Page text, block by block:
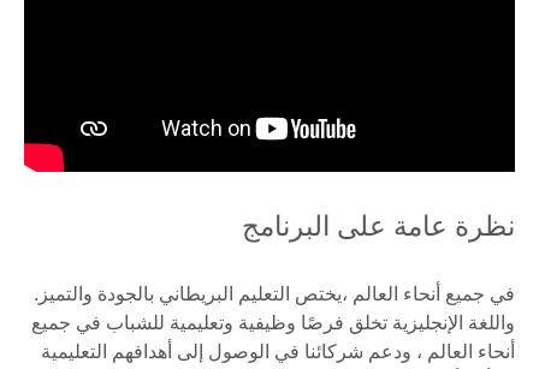
نظرة عامة على البرنامج
في جميع أنحاء العالم ،يختص التعليم البريطاني بالجودة والتميز.
واللغة الإنجليزية تخلق فرصًا وظيفية وتعليمية للشباب في جميع
أنحاء العالم ، ودعم شركائنا في الوصول إلى أهدافهم التعليمية